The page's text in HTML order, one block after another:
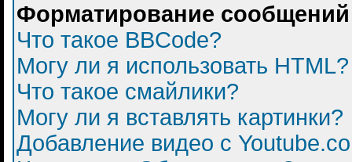
Форматирование
Что такое BBCode?
Могу ли я использовать HTML?
Что такое смайлики?
Могу ли я вставлять картинки?
Добавление видео с